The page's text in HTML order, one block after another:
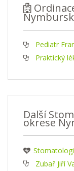
Pediatr
Praktický
Další
okrese
Zubař Jiří